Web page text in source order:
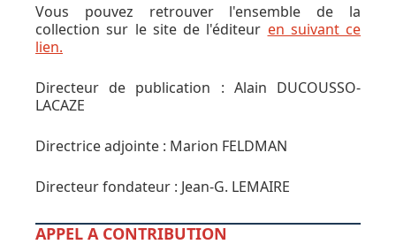
Vous pouvez retrouver l'ensemble de la
collection sur le site de l'éditeur en suivant ce
lien.
Directeur de publication : Alain DUCOUSSO-
LACAZE
Directrice adjointe : Marion FELDMAN
Directeur fondateur : Jean-G. LEMAIRE
APPEL A CONTRIBUTION